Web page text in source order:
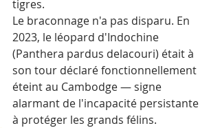
tigres.
Le braconnage n'a pas disparu. En
2023, le léopard d'Indochine
(Panthera pardus delacouri) était à
son tour déclaré fonctionnellement
éteint au Cambodge — signe
alarmant de l'incapacité persistante
à protéger les grands félins.